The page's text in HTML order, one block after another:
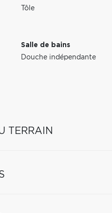
Tôle
Salle de bains
Douche indépendante
TERRAIN